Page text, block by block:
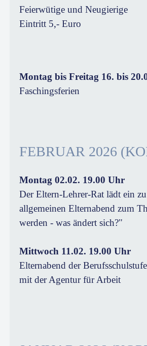
Feierwütige und Neugierige
Eintritt 5,- Euro
Montag bis Freitag 16. bis
Faschingsferien
FEBRUAR 2026
Montag 02.02. 19.00 Uhr
Der Eltern-Lehrer-Rat lädt ein
allgemeinen Elternabend zum
werden - was ändert sich?"
Mittwoch 11.02. 19.00 Uhr
Elternabend der
mit der Agentur für Arbeit